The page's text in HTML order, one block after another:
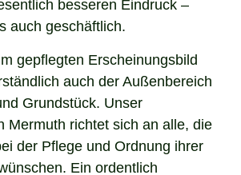
besseren Eindruck –
auch geschäftlich.
gepflegten Erscheinungsbild
auch der Außenbereich
Grundstück. Unser
Mermuth richtet sich an alle, die
der Pflege und Ordnung ihrer
Ein ordentlich